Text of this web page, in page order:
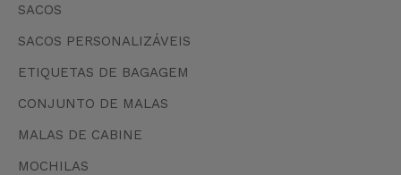
SACOS
SACOS PERSONALIZÁVEIS
ETIQUETAS DE BAGAGEM
CONJUNTO DE MALAS
MALAS DE CABINE
MOCHILAS